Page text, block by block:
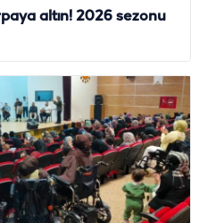
altın! 2026 sezonu